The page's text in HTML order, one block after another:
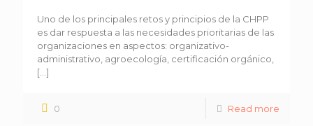
Uno de los principales retos y principios de la CHPP
es dar respuesta a las necesidades prioritarias de las
organizaciones en aspectos: organizativo-
administrativo, agroecología, certificación orgánico,
[…]
0 Read more